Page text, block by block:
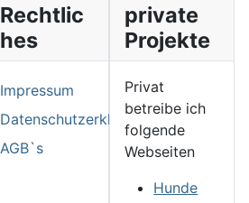
Rechtlic
hes
Impressum
Datenschutzerklärung
AGB`s
private
Projekte
Privat
betreibe ich
folgende
Webseiten
Hunde